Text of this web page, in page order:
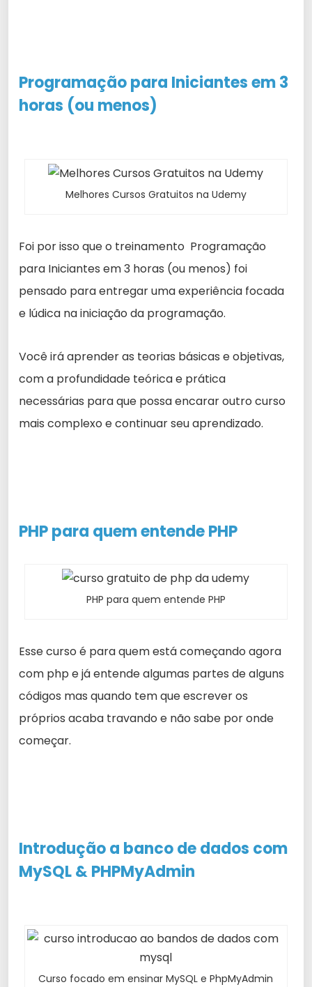
Programação para Iniciantesem 3
horas (ou menos)
Melhores Cursos Gratuitos na Udemy
Foi por isso que o treinamento Programação
para Iniciantes em 3 horas (ou menos) foi
pensado para entregar uma experiência focada
e lúdica na iniciação da programação.
Você irá aprender as teorias básicas e objetivas,
com a profundidade teórica e prática
necessárias para que possa encarar outro curso
mais complexo e continuar seu aprendizado.
PHP para quementendePHP
PHP para quem entende PHP
Esse curso é para quem está começando agora
com php e já entende algumas partes de alguns
códigos mas quando tem que escrever os
próprios acaba travando e não sabe por onde
começar.
Introdução a banco dedados com
MySQL & PHPMyAdmin
Curso focado em ensinar MySQL e PhpMyAdmin